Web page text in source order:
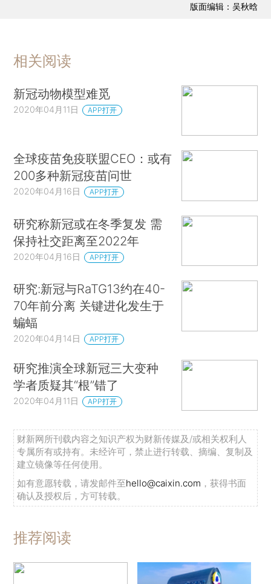
版面编辑：吴秋晗
相关阅读
新冠动物模型难觅
2020年04月11日 APP打开
全球疫苗免疫联盟CEO：或有
200多种新冠疫苗问世
2020年04月16日 APP打开
研究称新冠或在冬季复发 需
保持社交距离至2022年
2020年04月16日 APP打开
研究:新冠与RaTG13约在40-
70年前分离 关键进化发生于
蝙蝠
2020年04月14日 APP打开
研究推演全球新冠三大变种
学者质疑其“根”错了
2020年04月11日 APP打开
财新网所刊载内容之知识产权为财新传媒及/或相关权利人
专属所有或持有。未经许可，禁止进行转载、摘编、复制及
建立镜像等任何使用。
如有意愿转载，请发邮件至hello@caixin.com ，获得书面
确认及授权后，方可转载。
推荐阅读